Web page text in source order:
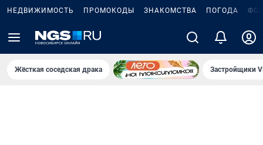
НЕДВИЖИМОСТЬ ПРОМОКОДЫ ЗНАКОМСТВА ПОГОДА
Жёсткая соседская драка Застройщики